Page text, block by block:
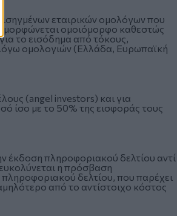
εταιρικών ομολόγων που
ομοιόμορφο καθεστώς
το εισόδημα από τόκους,
ομολογιών (Ελλάδα, Ευρωπαϊκή
(angel investors) και για
ίσο με το 50% της εισφοράς τους
έκδοση πληροφοριακού δελτίου αντί
η πρόσβαση
δελτίου, που παρέχει
από το αντίστοιχο κόστος